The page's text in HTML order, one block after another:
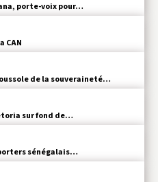
porte-voix pour…
CAN
de la souveraineté…
sur fond de…
sénégalais…